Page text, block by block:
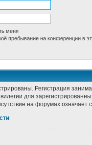
меня
пребывание на конференции в
Регистрация
для
на форумах означает